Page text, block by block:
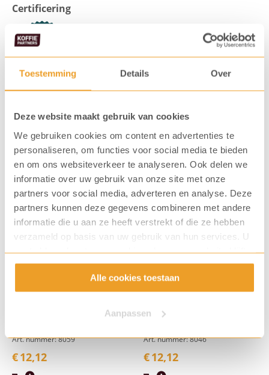
Toestemming Details Over
Deze website maakt gebruik van cookies
We gebruiken cookies om content en advertenties te
personaliseren, om functies voor social media te bieden
en om ons websiteverkeer te analyseren. Ook delen we
informatie over uw gebruik van onze site met onze
partners voor social media, adverteren en analyse. Deze
partners kunnen deze gegevens combineren met andere
informatie die u aan ze heeft verstrekt of die ze hebben
verzameld op basis van uw gebruik van hun services. U
gaat akkoord met onze cookies als u onze website blijft
gebruiken.
Alle cookies toestaan
Aanpassen
(100
zk.)
aantal
Certificering
Vaak gekocht samen met...
Cup-a-Soup Mosterd 21
Art. nummer: 8059
€12,12
Cup-a-Soup Tomaten
Art. nummer: 8046
€12,12